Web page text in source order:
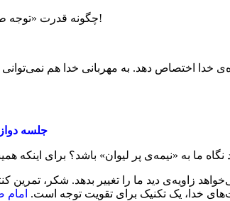
چگونه قدرت «توجه طولانی به خدا» را پیدا کنیم؟ با نگاه به مهربانی خدا!
خدا اختصاص دهد. به مهربانی خدا هم
جلسه
زاویه‌ی دید ما را تغییر بدهد. شکر،
خدا، یک تکنیک برای تقویت توجه است.